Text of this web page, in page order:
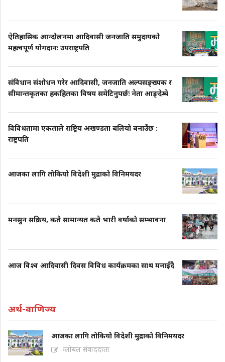
ऐतिहासिक आन्दोलनमा आदिवासी जनजाति समुदायको
महत्वपूर्ण योगदानः उपराष्ट्रपति
संविधान संशोधन गरेर आदिवासी, जनजाति अल्पसङ्ख्यक र
सीमान्तकृतका हकहितका विषय समेटिनुपर्छः नेता आङ्देम्बे
विविधतामा एकताले राष्ट्रिय अखण्डता बलियो बनाउँछ :
राष्ट्रपति
आजका लागि तोकियो विदेशी मुद्राको विनिमयदर
मनसुन सक्रिय, कतै सामान्यत कतै भारी वर्षाको सम्भावना
आज विश्व आदिवासी दिवस विविध कार्यक्रमका साथ मनाइँदै
अर्थ-वाणिज्य
आजका लागि तोकियो विदेशी मुद्राको विनिमयदर
ग्लोबल संवाददाता